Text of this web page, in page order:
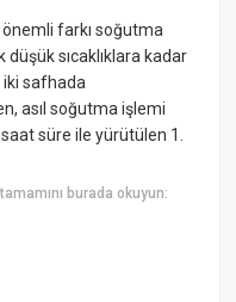
farkı soğutma
düşük sıcaklıklara kadar
safhada
asıl soğutma işlemi
süre ile yürütülen 1.
burada okuyun: